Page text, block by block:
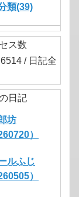
類(39)
ス数
/ 日記全
日記
坊
）
ルふじ
）